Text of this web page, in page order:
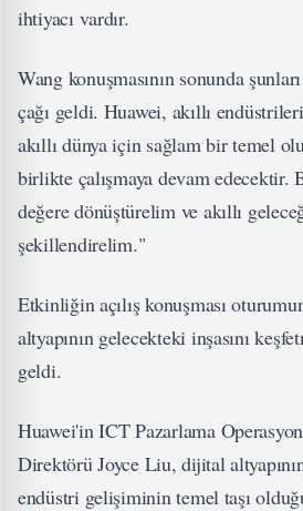
ihtiyacı vardır.
Wang konuşmasının sonunda
çağı geldi. Huawei, akıllı
akıllı dünya için sağlam bir temel
birlikte çalışmaya devam
değere dönüştürelim ve akıllı
şekillendirelim."
Etkinliğin açılış konuşması
altyapının gelecekteki inşasını
geldi.
Huawei'in ICT Pazarlama
Direktörü Joyce Liu, dijital
endüstri gelişiminin temel taşı